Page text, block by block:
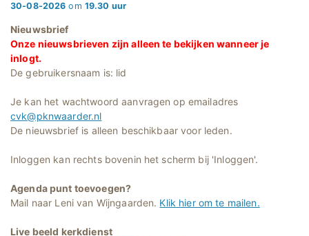
30-08-2026 om 19.30 uur
Nieuwsbrief
Onze nieuwsbrieven zijn alleen te bekijken wanneer je
inlogt.
De gebruikersnaam is: lid
Je kan het wachtwoord aanvragen op emailadres
cvk@pknwaarder.nl
De nieuwsbrief is alleen beschikbaar voor leden.
Inloggen kan rechts bovenin het scherm bij 'Inloggen'.
Agenda punt toevoegen?
Mail naar Leni van Wijngaarden. Klik hier om te mailen.
Live beeld kerkdienst